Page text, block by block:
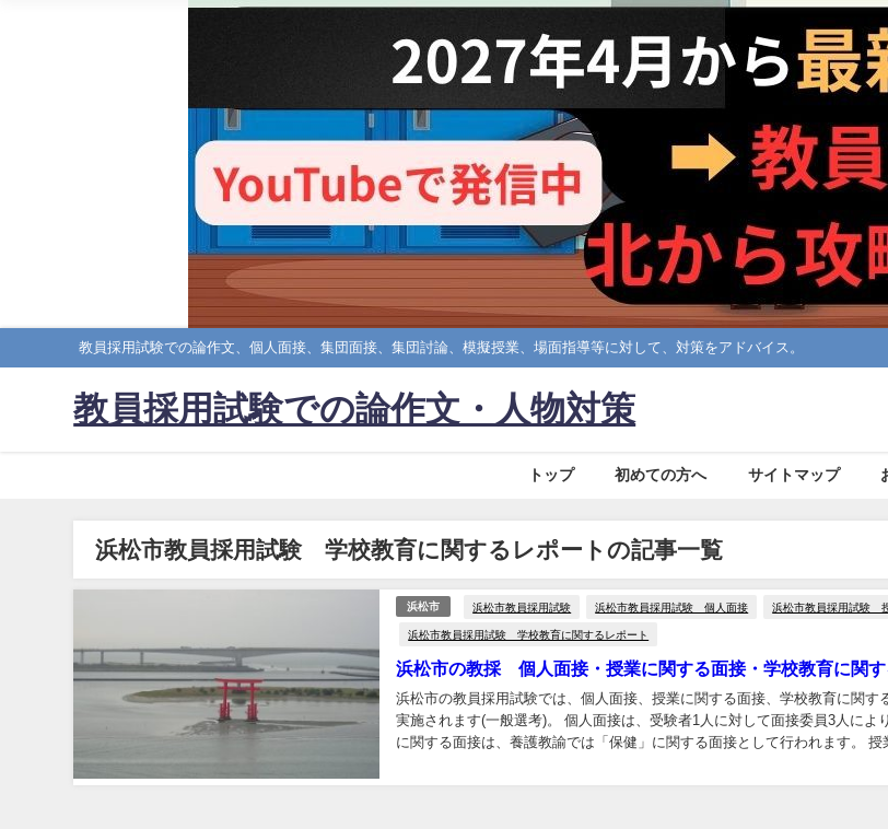
教員採用試験での論作文、個人面接、集団面接、集団討論、模擬授業、場面指導等に対して、対策をアドバイス。
教員採用試験での論作文・人物対策
トップ 初めての方へ サイトマップ
浜松市教員採用試験 学校教育に関するレポートの記事一覧
浜松市 浜松市教員採用試験 浜松市教員採用試験 個人面接 浜松市教員採用試験
浜松市教員採用試験 学校教育に関するレポート
浜松市の教採 個人面接・授業に関する面接・学校教育に関す
浜松市の教員採用試験では、個人面接、授業に関する面接、学校教育に関す
実施されます(一般選考)。 個人面接は、受験者1人に対して面接委員3人により行われます。 授業
に関する面接は、養護教諭では「保健」に関する面接として行われます。 授